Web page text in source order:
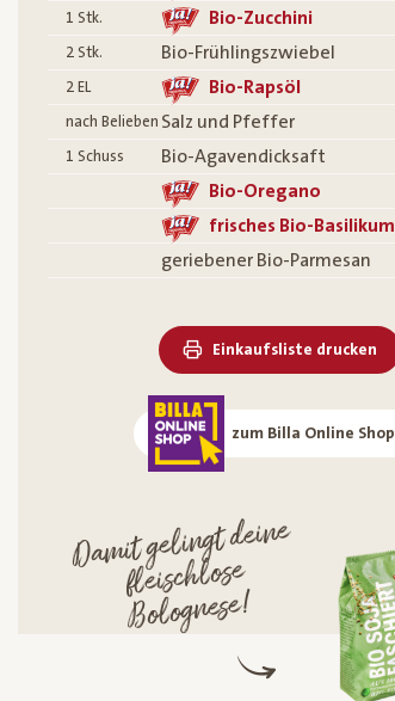
1 Stk. Bio-Zucchini​
2 Stk. Bio-Frühlingszwiebel
2 EL Bio-Rapsöl​
nach Belieben Salz und Pfeffer​
1 Schuss
Bio-Agavendicksaft​
Bio-Oregano
frisches Bio-Basilikum
geriebener Bio-Parmesan
Einkaufsliste drucken
zum Billa Online Shop
Da
mit gelingt deine
fleischlose
Bolognese!